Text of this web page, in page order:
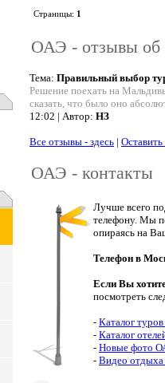
Страницы: 1
ОАЭ - отзывы об
Тема: Правильный выбор
Решение поехать на
сказать, что было оно
12:02 | Автор: НЗ
Все отзывы - здесь |
ОАЭ - контакты
Лучше всего
телефону. Мы
опираясь на
Телефон в
Если Вы
посмотреть
- Каталог
- Каталог
- Новые фото
- Видео